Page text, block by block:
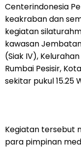
Centerindonesia
keakraban dan
kegiatan
kawasan
(Siak IV),
Rumbai Pesisir,
sekitar pukul 15.25
Kegiatan tersebut
para pimpinan